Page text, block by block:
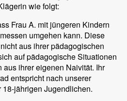
wie folgt:
Frau A. mit jüngeren Kindern
umgehen kann. Diese
aus ihrer pädagogischen
auf pädagogische Situationen
ihrer eigenen Naivität. Ihr
entspricht nach unserer
jährigen Jugendlichen.